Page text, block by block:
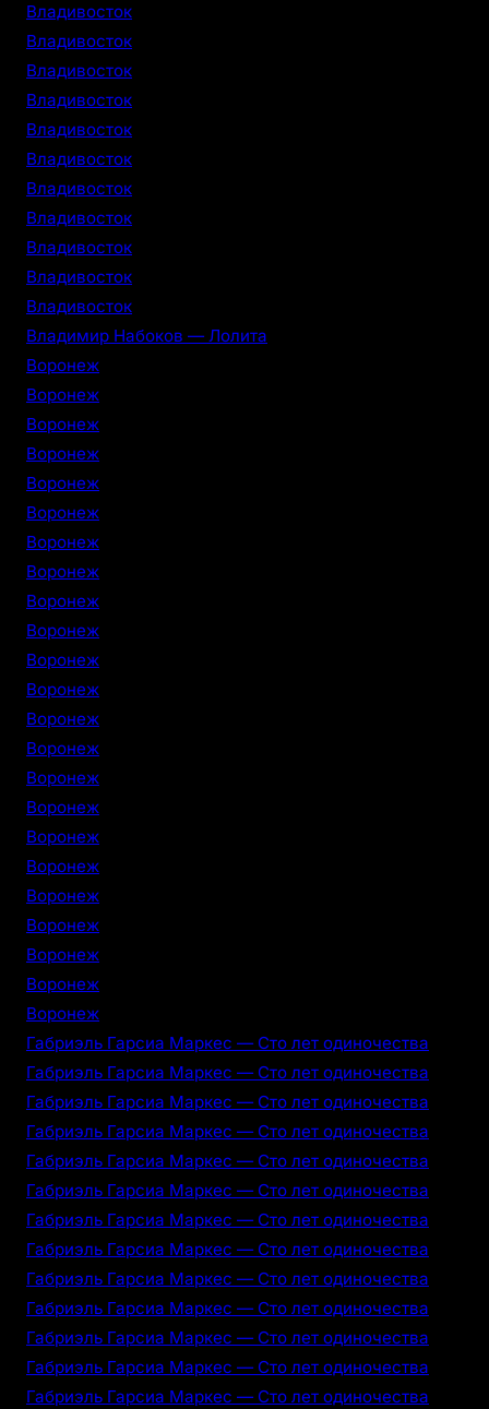
Владивосток
Владивосток
Владивосток
Владивосток
Владивосток
Владивосток
Владивосток
Владивосток
Владивосток
Владивосток
Владивосток
Владимир Набоков — Лолита
Воронеж
Воронеж
Воронеж
Воронеж
Воронеж
Воронеж
Воронеж
Воронеж
Воронеж
Воронеж
Воронеж
Воронеж
Воронеж
Воронеж
Воронеж
Воронеж
Воронеж
Воронеж
Воронеж
Воронеж
Воронеж
Воронеж
Воронеж
Габриэль Гарсиа Маркес — Сто лет одиночества
Габриэль Гарсиа Маркес — Сто лет одиночества
Габриэль Гарсиа Маркес — Сто лет одиночества
Габриэль Гарсиа Маркес — Сто лет одиночества
Габриэль Гарсиа Маркес — Сто лет одиночества
Габриэль Гарсиа Маркес — Сто лет одиночества
Габриэль Гарсиа Маркес — Сто лет одиночества
Габриэль Гарсиа Маркес — Сто лет одиночества
Габриэль Гарсиа Маркес — Сто лет одиночества
Габриэль Гарсиа Маркес — Сто лет одиночества
Габриэль Гарсиа Маркес — Сто лет одиночества
Габриэль Гарсиа Маркес — Сто лет одиночества
Габриэль Гарсиа Маркес — Сто лет одиночества